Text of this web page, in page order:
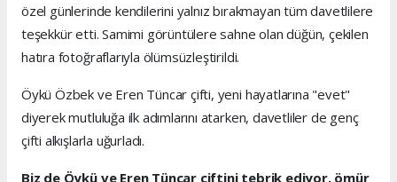
özel günlerinde kendilerini yalnız bırakmayan tüm davetlilere
teşekkür etti. Samimi görüntülere sahne olan düğün, çekilen
hatıra fotoğraflarıyla ölümsüzleştirildi.
Öykü Özbek ve Eren Tüncar çifti, yeni hayatlarına "evet"
diyerek mutluluğa ilk adımlarını atarken, davetliler de genç
çifti alkışlarla uğurladı.
Biz de Öykü ve Eren Tüncar çiftini tebrik ediyor, ömür